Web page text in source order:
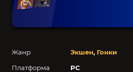
Жанр Экшен, Гонки
Платформа
PC